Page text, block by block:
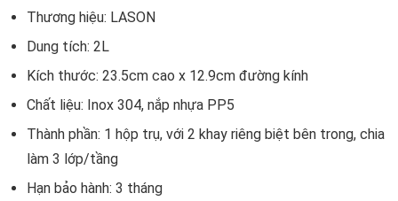
Thương hiệu: LASON
Dung tích: 2L
Kích thước: 23.5cm cao x 12.9cm đường kính
Chất liệu: Inox 304, nắp nhựa PP5
Thành phần: 1 hộp trụ, với 2 khay riêng biệt bên trong, chia
làm 3 lớp/tầng
Hạn bảo hành: 3 tháng